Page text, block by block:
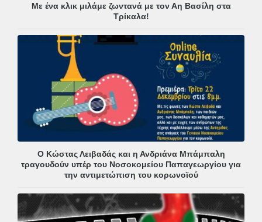
Με ένα κλικ μιλάμε ζωντανά με τον Αη Βασίλη στα
Τρίκαλα!
Ο Κώστας Λειβαδάς και η Ανδριάνα Μπάμπαλη
τραγουδούν υπέρ του Νοσοκομείου Παπαγεωργίου για
την αντιμετώπιση του κορωνοϊού